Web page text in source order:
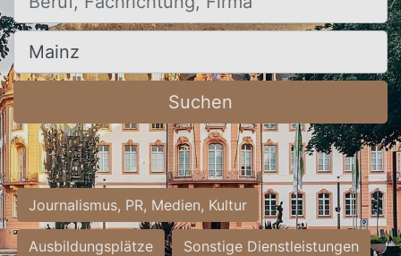
Ort, Stadt
Suchen
Journalismus, PR, Medien, Kultur
Ausbildungsplätze Sonstige Dienstleistungen